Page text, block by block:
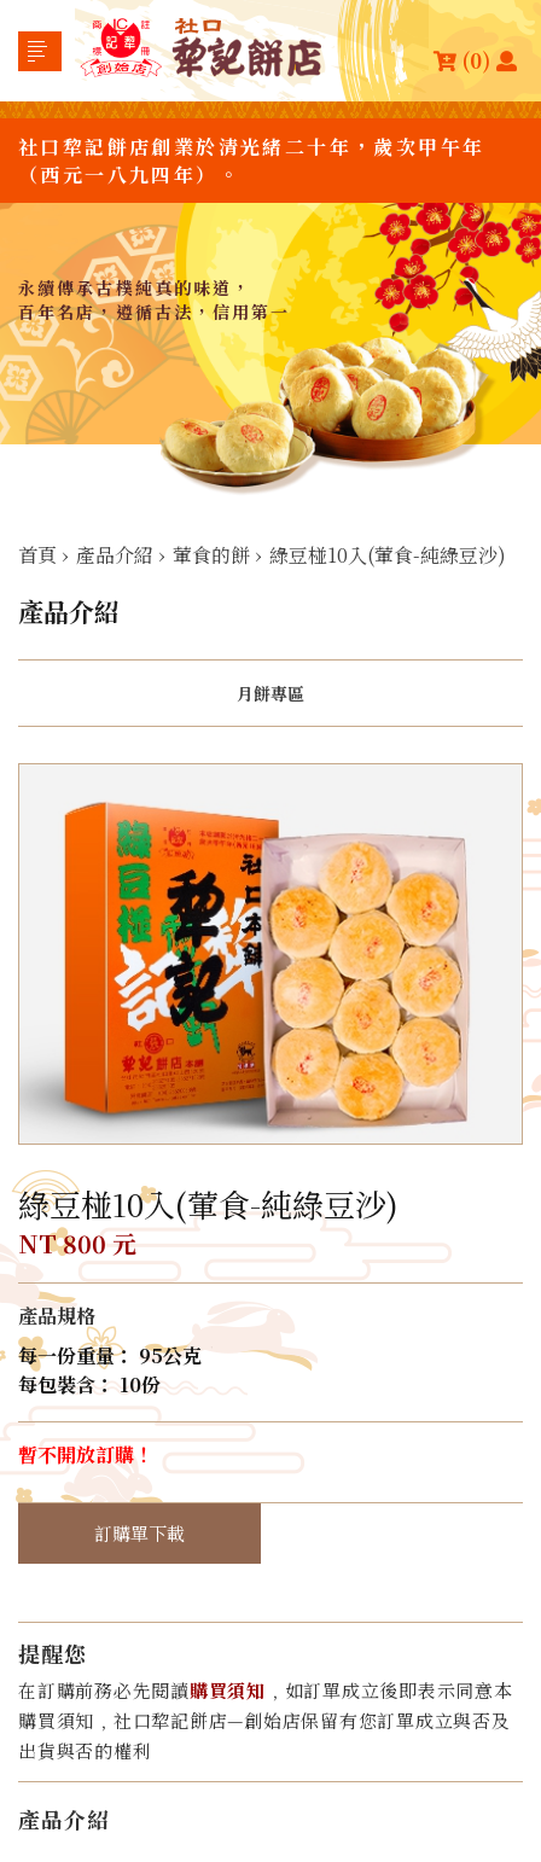
(0)
社口犂記餅店創業於清光緒二十年，歲次甲午年
（西元一八九四年）。
永續傳承古樸純真的味道，
百年名店，遵循古法，信用第一
首頁 › 產品介紹 › 葷食的餅 › 綠豆椪10入(葷食-純綠豆沙)
產品介紹
月餅專區
綠豆椪10入(葷食-純綠豆沙)
NT 800 元
產品規格
每一份重量： 95公克
每包裝含： 10份
暫不開放訂購！
訂購單下載
提醒您
在訂購前務必先閱讀購買須知 ﹐如訂單成立後即表示同意本
購買須知﹐社口犂記餅店—創始店保留有您訂單成立與否及
出貨與否的權利
產品介紹